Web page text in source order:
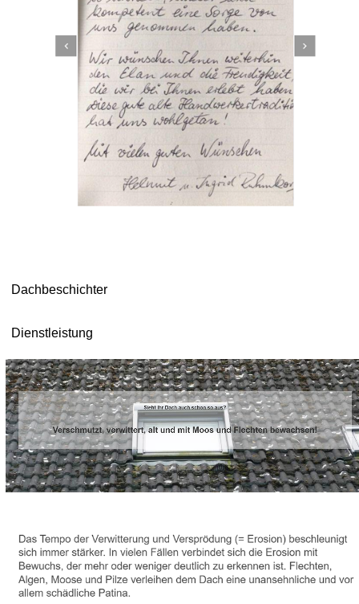
Dachbeschichter
Dienstleistung